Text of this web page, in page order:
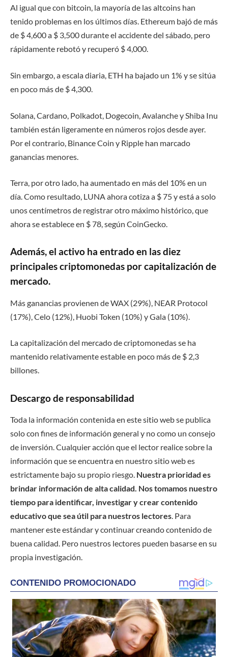
Al igual que con bitcoin, la mayoría de las altcoins han
tenido problemas en los últimos días. Ethereum bajó de más
de $ 4,600 a $ 3,500 durante el accidente del sábado, pero
rápidamente rebotó y recuperó $ 4,000.
Sin embargo, a escala diaria, ETH ha bajado un 1% y se sitúa
en poco más de $ 4,300.
Solana, Cardano, Polkadot, Dogecoin, Avalanche y Shiba Inu
también están ligeramente en números rojos desde ayer.
Por el contrario, Binance Coin y Ripple han marcado
ganancias menores.
Terra, por otro lado, ha aumentado en más del 10% en un
día. Como resultado, LUNA ahora cotiza a $ 75 y está a solo
unos centímetros de registrar otro máximo histórico, que
ahora se establece en $ 78, según CoinGecko.
Además, el activo ha entrado en las diez
principales criptomonedas por capitalización de
mercado.
Más ganancias provienen de WAX ​​(29%), NEAR Protocol
(17%), Celo (12%), Huobi Token (10%) y Gala (10%).
La capitalización del mercado de criptomonedas se ha
mantenido relativamente estable en poco más de $ 2,3
billones.
Descargo de responsabilidad
Toda la información contenida en este sitio web se publica
solo con fines de información general y no como un consejo
de inversión. Cualquier acción que el lector realice sobre la
información que se encuentra en nuestro sitio web es
estrictamente bajo su propio riesgo. Nuestra prioridad es
brindar información de alta calidad. Nos tomamos nuestro
tiempo para identificar, investigar y crear contenido
educativo que sea útil para nuestros lectores. Para
mantener este estándar y continuar creando contenido de
buena calidad. Pero nuestros lectores pueden basarse en su
propia investigación.